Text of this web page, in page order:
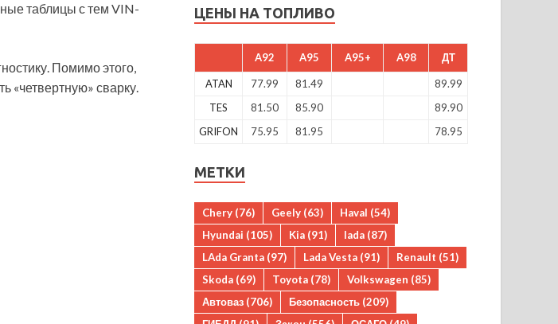
таблицы с тем VIN-
Помимо этого,
«четвертную» сварку.
ЦЕНЫ НА ТОПЛИВО
A92 A95 A95+ A98 ДТ
ATAN 77.99 81.49
89.99
TES
81.50 85.90
89.90
GRIFON
75.95 81.95 78.95
МЕТКИ
Chery (76) Geely (63) Haval (54)
Hyundai (105) Kia (91) lada (87)
LAda Granta (97) Lada Vesta (91) Renault (51)
Skoda (69) Toyota (78) Volkswagen (85)
Автоваз (706) Безопасность (209)